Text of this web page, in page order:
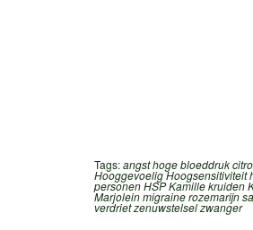
Tags:angst hoge bloeddruk
HooggevoeligHoogsensitiviteit
personenHSPKamillekruiden
Marjoleinmigrainerozemarijn
verdrietzenuwstelselzwanger